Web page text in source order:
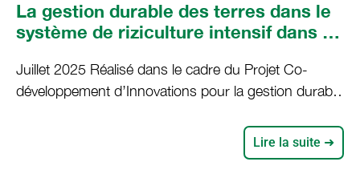
La gestion durable des terres dans le
système de riziculture intensif dans le
: De la prospective pour éclairer
l’action aujourd’hui
Juillet 2025 Réalisé dans le cadre du Projet Co-
développement d’Innovations pour la gestion durable
d’Afrique de l’Ouest (COINS) dans le département de
Podor, l’exercice de prospective dont les résultats
Lire la suite ➜